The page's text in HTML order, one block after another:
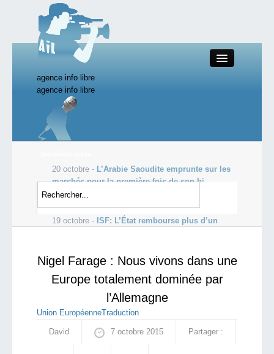
agence info libre
Close
Productions AIL
Actualité
Starting Doc
agence info libre
20 octobre - L’Arabie Saoudite emprunte sur les
marchés pour la première fois de son hi...
19 octobre -
s’envolent, dopés par le courtage
19 octobre - ISF: L’État rembourse plus d’un
Nigel Farage : Nous vivons dans une
Europe totalement dominée par
l’Allemagne
Union EuropéenneTraduction
David 7 octobre 2015 Partager :